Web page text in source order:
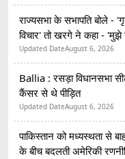
राज्यसभा के सभापति बोले
विचार' तो खरगे ने कहा -
Updated DateAugust 6, 2026
Ballia : रसड़ा विधानसभा
कैंसर से थे पीड़ित
Updated DateAugust 6, 2026
पाकिस्तान को मध्यस्थता से
के बीच बदलती अमेरिकी